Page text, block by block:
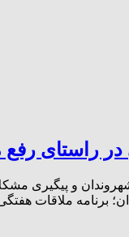
راستای
برنامه ملاقات